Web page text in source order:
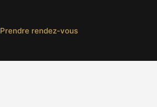
Prendre rendez-vous